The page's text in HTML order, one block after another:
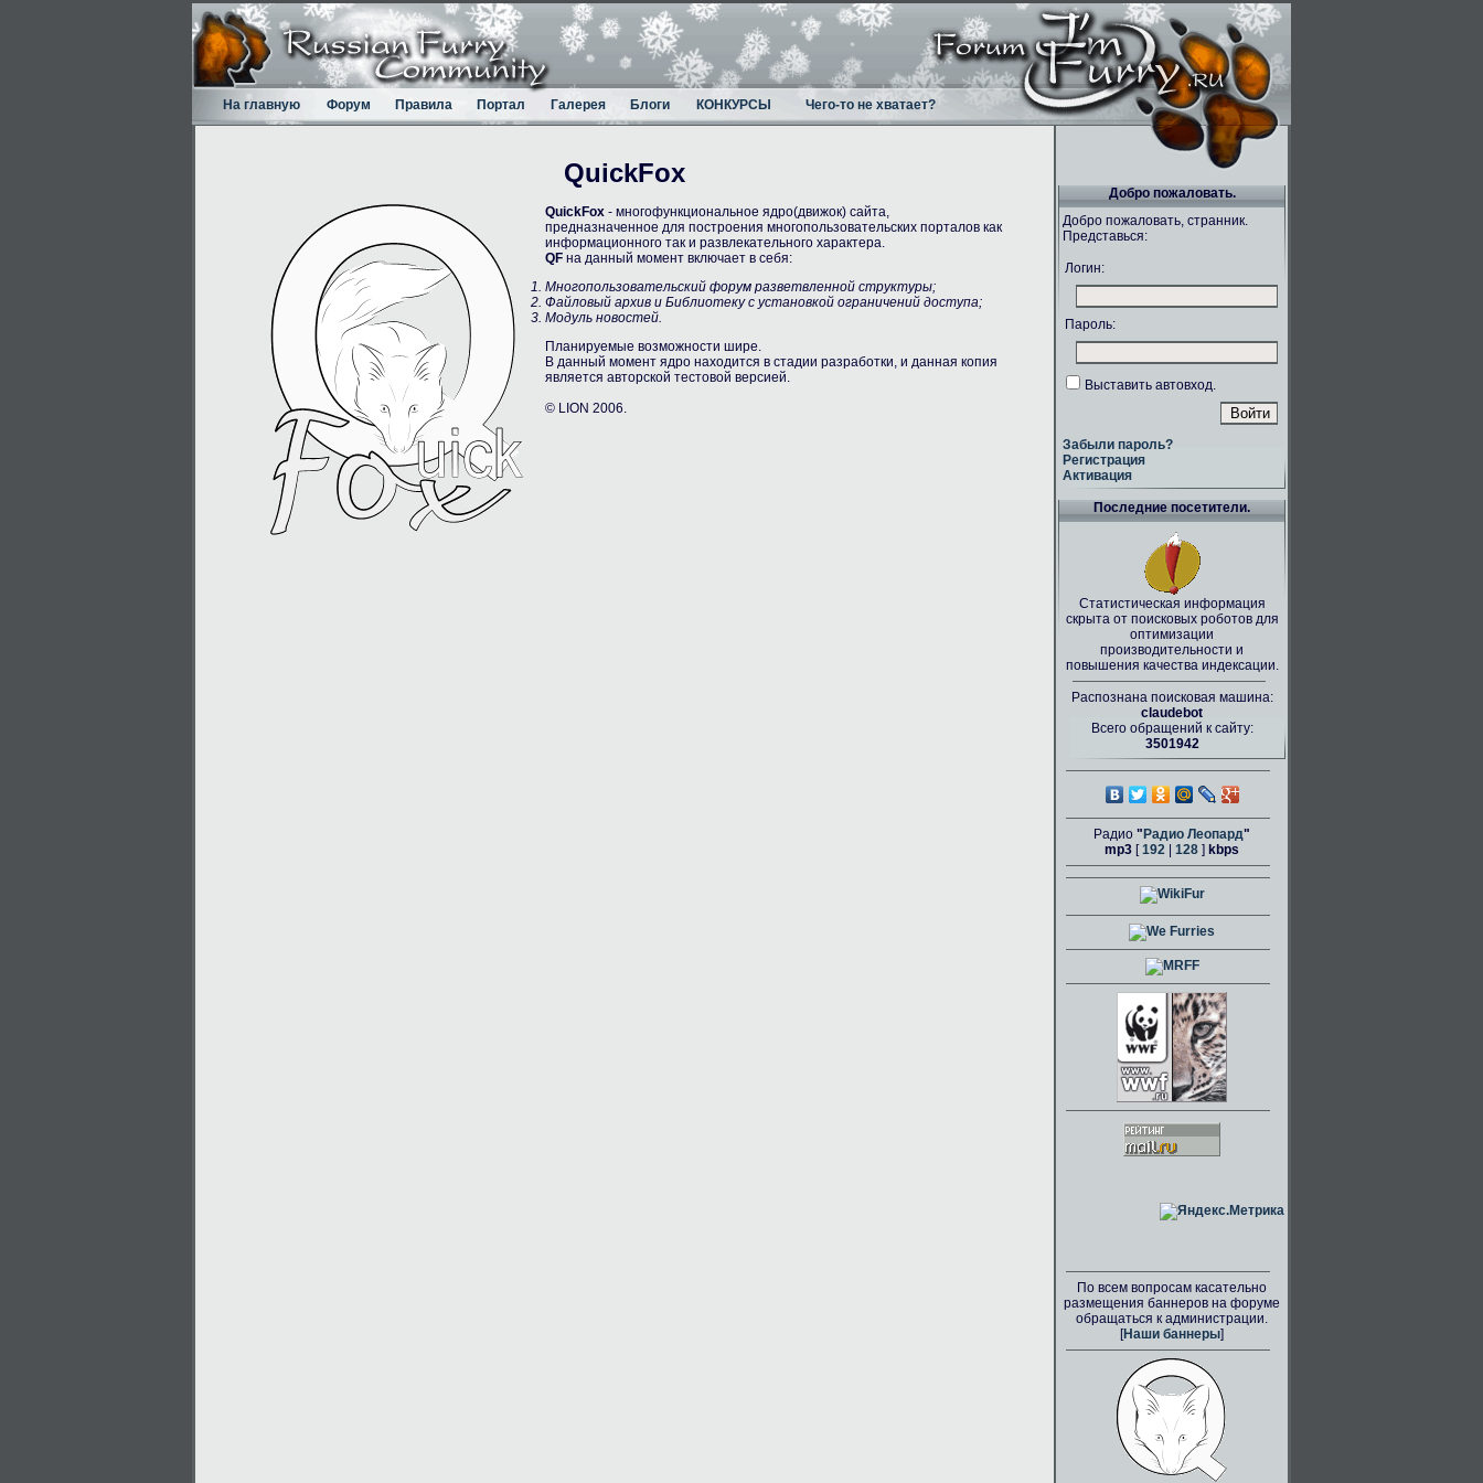
На главную Форум Правила Портал Галерея Блоги КОНКУРСЫ Чего-то не хватает?
QuickFox
QuickFox- многофункциональное ядро(движок) сайта,
предназначенное для построения многопользовательских порталов как
информационного так и развлекательного характера.
QFна данный момент включает в себя:
Многопользовательский форум разветвленной структуры;
Файловый архив и Библиотеку с установкой ограничений доступа;
Модуль новостей.
Планируемые возможности шире.
В данный момент ядро находится в стадии разработки, и данная копия
является авторcкой тестовой версией.
© LION 2006.
Добро пожаловать.
Добро пожаловать, странник.
Представься:
Логин:
Пароль:
Выставить автовход.
Забыли пароль?
Регистрация
Активация
Последние посетители.
Статистическая информация
скрыта от поисковых роботов для
оптимизации
производительности и
повышения качества индексации.
Распознана поисковая машина:
claudebot
Всего обращений к сайту:
3501942
Радио " Радио Леопард"
mp3 [192 128 ] kbps
По всем вопросам касательно
размещения баннеров на форуме
обращаться к администрации.
[Наши баннеры]